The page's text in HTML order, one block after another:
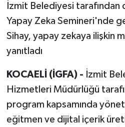
İzmit Belediyesi
Yapay Zeka Semineri'nde
Sihay, yapay zekaya ilişkin
yanıtladı
KOCAELİ (İGFA) - İzmit
Hizmetleri Müdürlüğü
program kapsamında
eğitmen ve dijital içerik